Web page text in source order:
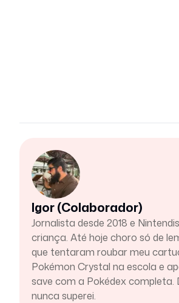
Igor (Colaborador)
Jornalista desde 2018 e
criança. Até hoje choro só de
que tentaram roubar meu
Pokémon Crystal na escola e
save com a Pokédex completa.
nunca superei.